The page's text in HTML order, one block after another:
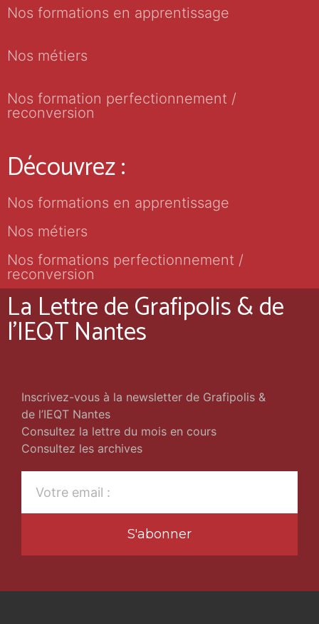
Nos formations en apprentissage
Nos métiers
Nos formation perfectionnement /
reconversion
Découvrez :
Nos formations en apprentissage
Nos métiers
Nos formations perfectionnement /
reconversion
La Lettre de Grafipolis & de
l'IEQT Nantes
Inscrivez-vous à la newsletter de Grafipolis &
de l’IEQT Nantes
Consultez la lettre du mois en cours
Consultez les archives
S'abonner